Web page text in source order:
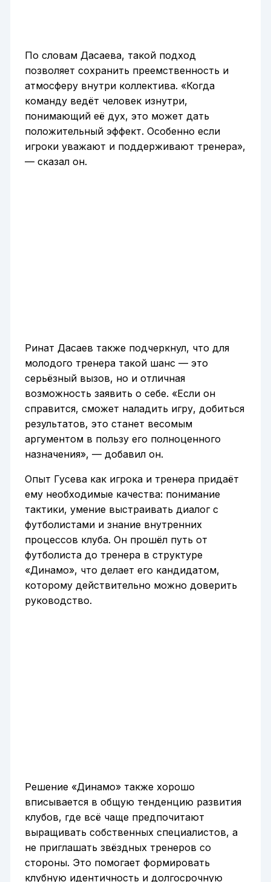
По словам Дасаева, такой подход
позволяет сохранить преемственность и
атмосферу внутри коллектива. «Когда
команду ведёт человек изнутри,
понимающий её дух, это может дать
положительный эффект. Особенно если
игроки уважают и поддерживают тренера»,
— сказал он.
Ринат Дасаев также подчеркнул, что для
молодого тренера такой шанс — это
серьёзный вызов, но и отличная
возможность заявить о себе. «Если он
справится, сможет наладить игру, добиться
результатов, это станет весомым
аргументом в пользу его полноценного
назначения», — добавил он.
Опыт Гусева как игрока и тренера придаёт
ему необходимые качества: понимание
тактики, умение выстраивать диалог с
футболистами и знание внутренних
процессов клуба. Он прошёл путь от
футболиста до тренера в структуре
«Динамо», что делает его кандидатом,
которому действительно можно доверить
руководство.
Решение «Динамо» также хорошо
вписывается в общую тенденцию развития
клубов, где всё чаще предпочитают
выращивать собственных специалистов, а
не приглашать звёздных тренеров со
стороны. Это помогает формировать
клубную идентичность и долгосрочную